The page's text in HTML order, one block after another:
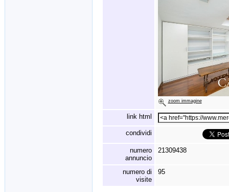
zoom immagine
link html
condividi
numero
annuncio
21309438
numero di
visite
95